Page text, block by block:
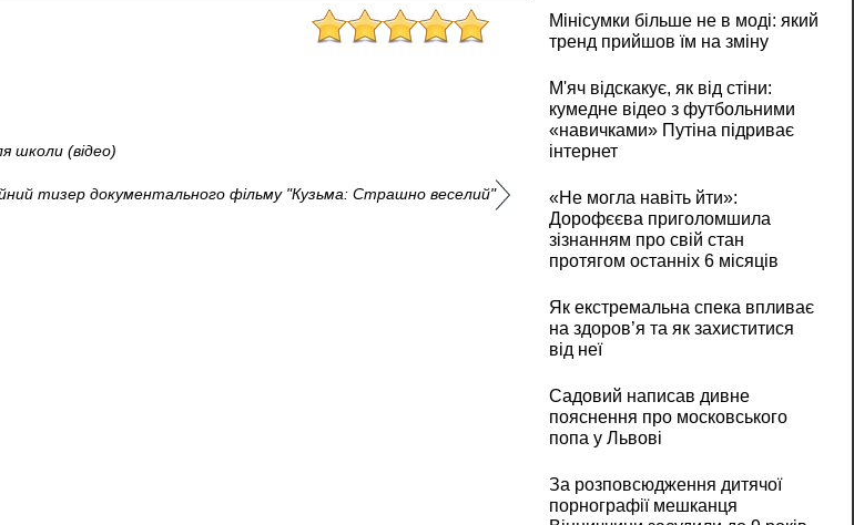
школи (відео)
тизер документального фільму "Кузьма: Страшно веселий"
Мінісумки більше не в моді: який
тренд прийшов їм на зміну
М'яч відскакує, як від стіни:
кумедне відео з футбольними
«навичками» Путіна підриває
інтернет
«Не могла навіть йти»:
Дорофєєва приголомшила
зізнанням про свій стан
протягом останніх 6 місяців
Як екстремальна спека впливає
на здоров’я та як захиститися
від неї
Садовий написав дивне
пояснення про московського
попа у Львові
За розповсюдження дитячої
порнографії мешканця